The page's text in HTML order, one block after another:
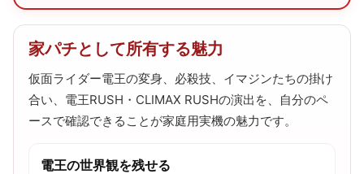
家パチとして所有する魅力
仮面ライダー電王の変身、必殺技、イマジンたちの掛け
合い、電王RUSH・CLIMAX RUSHの演出を、自分のペ
ースで確認できることが家庭用実機の魅力です。
電王の世界観を残せる